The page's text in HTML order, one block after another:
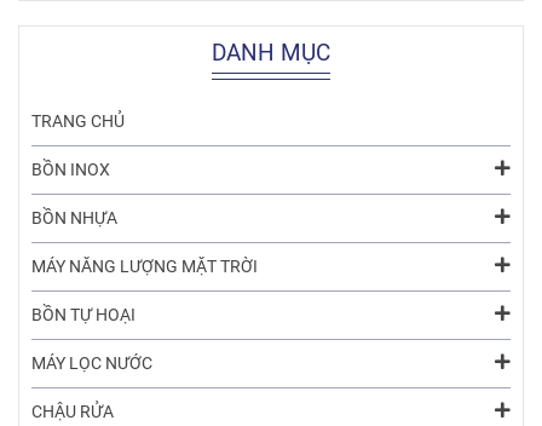
DANH MỤC
TRANG CHỦ
BỒN INOX
BỒN NHỰA
MÁY NĂNG LƯỢNG MẶT TRỜI
BỒN TỰ HOẠI
MÁY LỌC NƯỚC
CHẬU RỬA